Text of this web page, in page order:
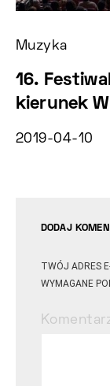
Muzyka
16.
kierunek
2019-04-10
DODAJ
TWÓJ ADRES
WYMAGANE